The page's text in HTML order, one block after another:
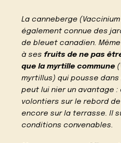
La canneberge
également connue des
de bleuet canadien.
à sesfruits de ne pas
que la myrtille commune
myrtillus) qui pousse
peut lui nier un avantage
volontiers sur le rebord
encore sur la terrasse. Il
conditions convenables.